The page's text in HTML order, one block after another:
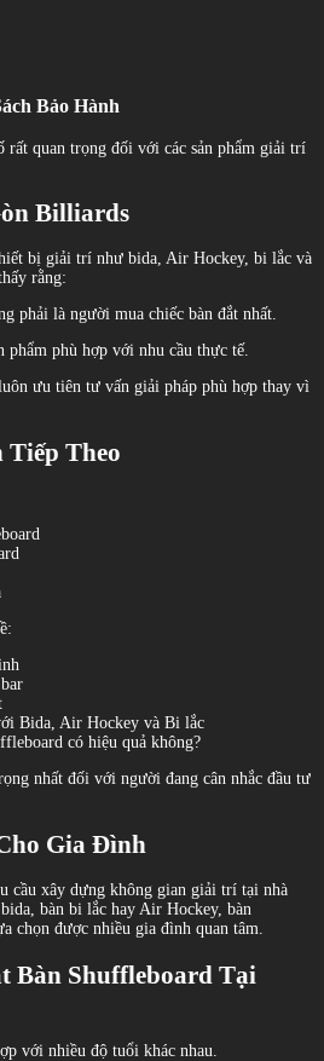
Bảo Hành
quan trọng đối với các sản phẩm giải trí
Billiards
bị giải trí như bida, Air Hockey, bi lắc và
rằng:
phải là người mua chiếc bàn đắt nhất.
phẩm phù hợp với nhu cầu thực tế.
ưu tiên tư vấn giải pháp phù hợp thay vì
Tiếp Theo
Bida, Air Hockey và Bi lắc
có hiệu quả không?
nhất đối với người đang cân nhắc đầu tư
Gia Đình
cầu xây dựng không gian giải trí tại nhà
bàn bi lắc hay Air Hockey, bàn
chọn được nhiều gia đình quan tâm.
Bàn Shuffleboard Tại
với nhiều độ tuổi khác nhau.